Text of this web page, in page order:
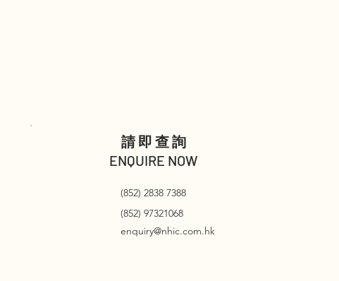
請即查詢
ENQUIRE NOW
(852) 2838 7388
(852) 97321068
enquiry@nhic.com.hk